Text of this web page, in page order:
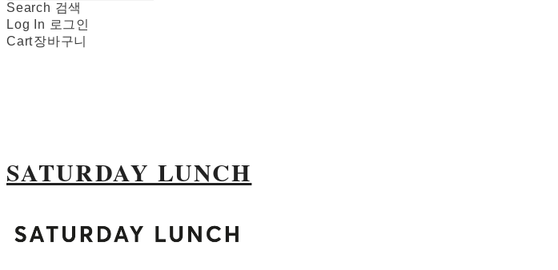
Search 검색
Log In 로그인
Cart장바구니
SATURDAY LUNCH